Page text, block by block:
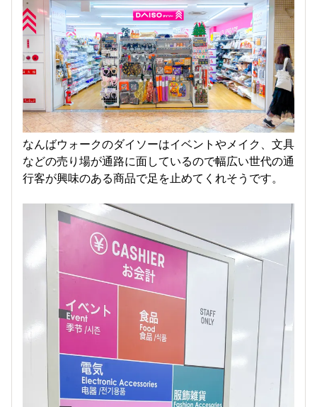
なんばウォークのダイソーはイベントやメイク、文具
などの売り場が通路に面しているので幅広い世代の通
行客が興味のある商品で足を止めてくれそうです。